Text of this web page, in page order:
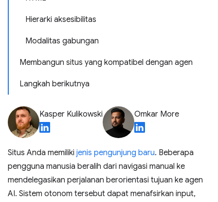
Hierarki aksesibilitas
Modalitas gabungan
Membangun situs yang kompatibel dengan agen
Langkah berikutnya
Kasper Kulikowski Omkar More
Situs Anda memiliki jenis pengunjung baru. Beberapa
pengguna manusia beralih dari navigasi manual ke
mendelegasikan perjalanan berorientasi tujuan ke agen
AI. Sistem otonom tersebut dapat menafsirkan input,